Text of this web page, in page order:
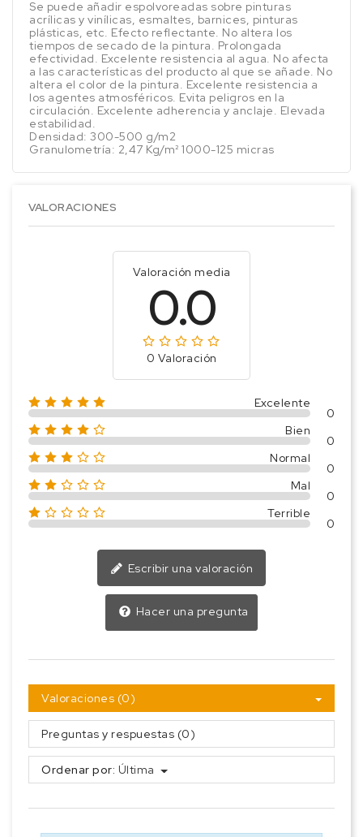
Se puede añadir espolvoreadas sobre pinturas
acrílicas y vinílicas, esmaltes, barnices, pinturas
plásticas, etc. Efecto reflectante. No altera los
tiempos de secado de la pintura. Prolongada
efectividad. Excelente resistencia al agua. No afecta
a las características del producto al que se añade. No
altera el color de la pintura. Excelente resistencia a
los agentes atmosféricos. Evita peligros en la
circulación. Excelente adherencia y anclaje. Elevada
estabilidad.
Densidad: 300-500 g/m2
Granulometría: 2,47 Kg/m² 1000-125 micras
VALORACIONES
Valoración media
0.0
0 Valoración
Excelente
0
Bien
0
Normal
0
Mal
0
Terrible
0
Escribir una valoración
Hacer una pregunta
Valoraciones (0)
Preguntas y respuestas (0)
Ordenar por: Última